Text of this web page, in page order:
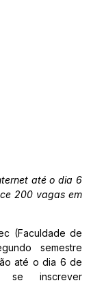
até o dia 6
200 vagas em
(Faculdade de
semestre
até o dia 6 de
se inscrever